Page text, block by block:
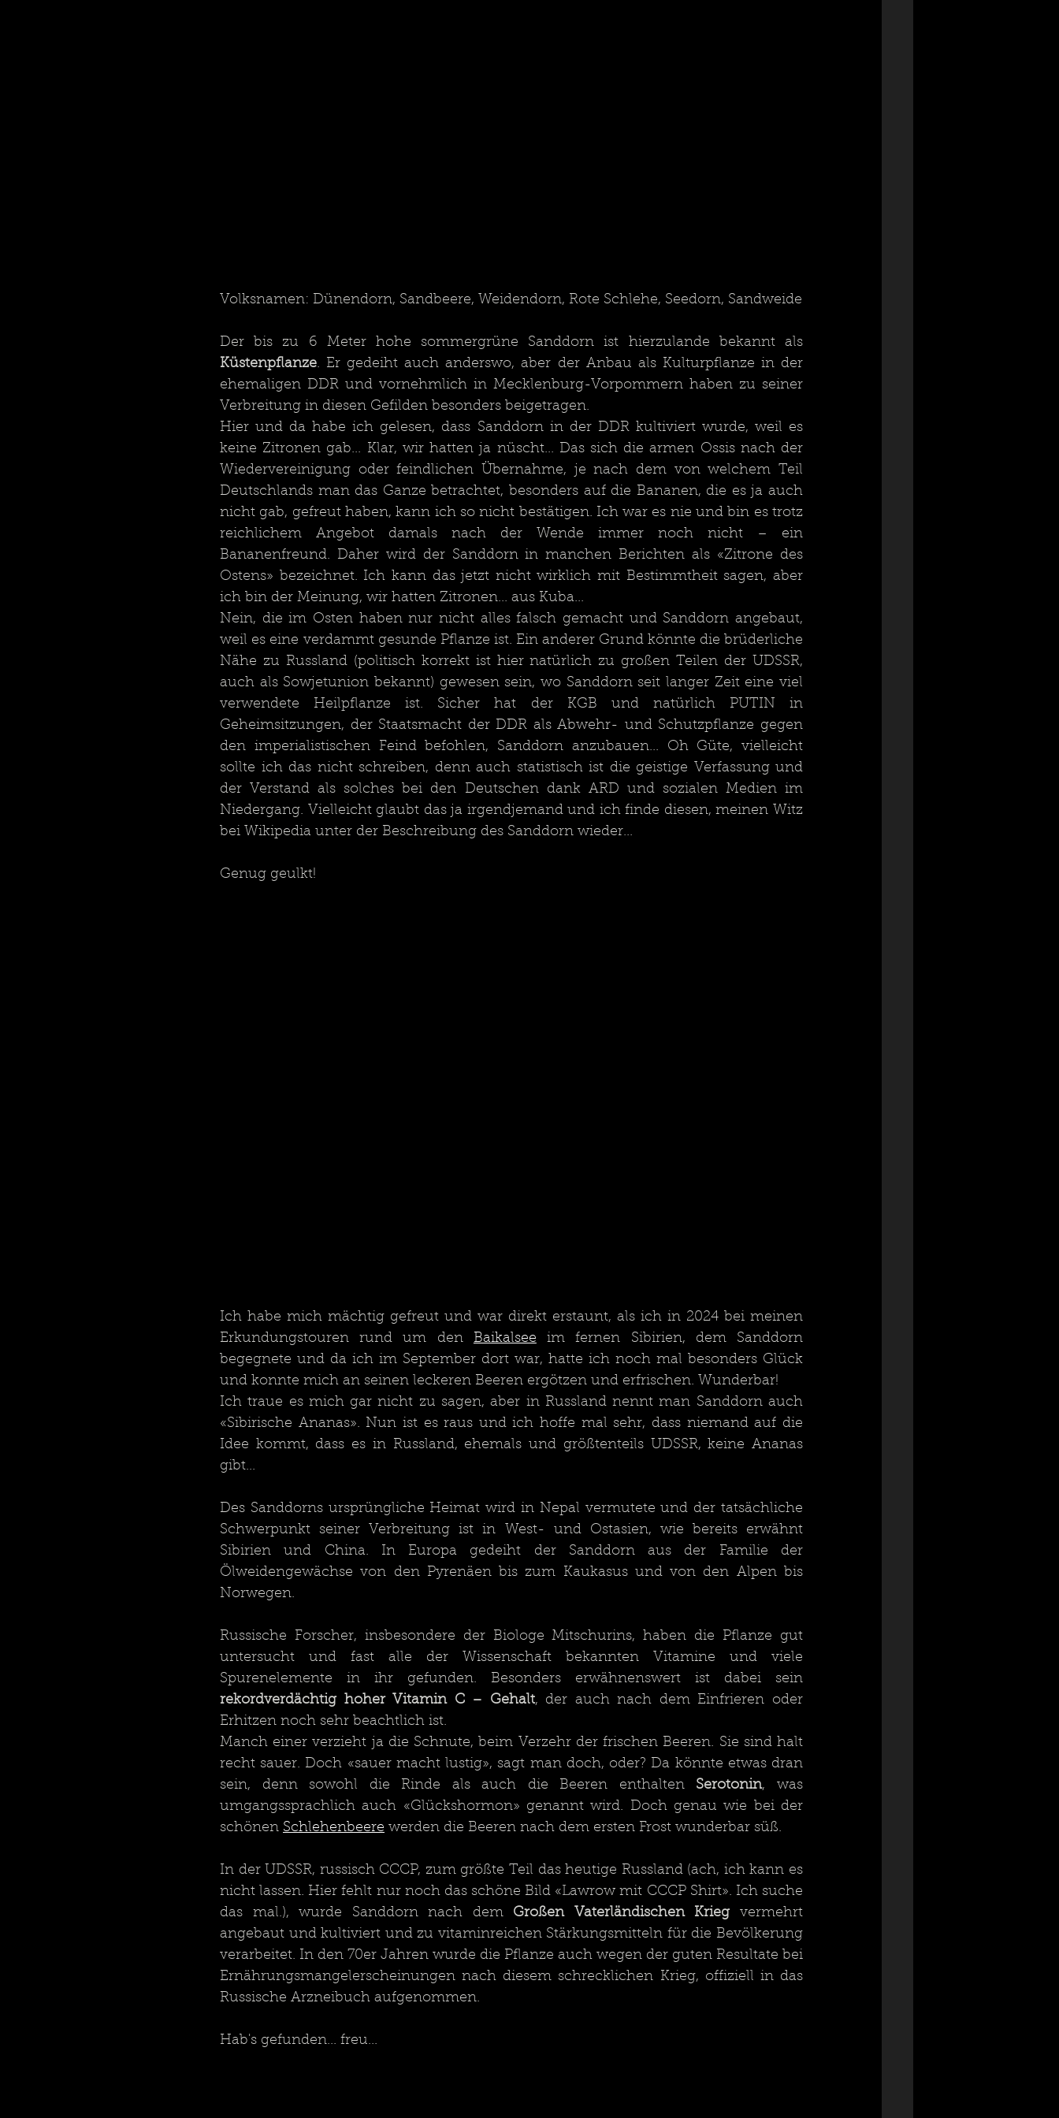
Volksnamen: Dünendorn, Sandbeere, Weidendorn, Rote Schlehe, Seedorn, Sandweide
Küstenpflanze. Er gedeiht auch anderswo, aber der Anbau als Kulturpflanze in der
ehemaligen DDR und vornehmlich in Mecklenburg-Vorpommern haben zu seiner
Verbreitung in diesen Gefilden besonders beigetragen.
Hier und da habe ich gelesen, dass Sanddorn in der DDR kultiviert wurde, weil es
keine Zitronen gab... Klar, wir hatten ja nüscht... Das sich die armen Ossis nach der
Wiedervereinigung oder feindlichen Übernahme, je nach dem von welchem Teil
Deutschlands man das Ganze betrachtet, besonders auf die Bananen, die es ja auch
nicht gab, gefreut haben, kann ich so nicht bestätigen. Ich war es nie und bin es trotz
reichlichem Angebot damals nach der Wende immer noch nicht – ein
Bananenfreund. Daher wird der Sanddorn in manchen Berichten als «Zitrone des
Ostens» bezeichnet. Ich kann das jetzt nicht wirklich mit Bestimmtheit sagen, aber
ich bin der Meinung, wir hatten Zitronen... aus Kuba...
Nein, die im Osten haben nur nicht alles falsch gemacht und Sanddorn angebaut,
weil es eine verdammt gesunde Pflanze ist. Ein anderer Grund könnte die brüderliche
Nähe zu Russland (politisch korrekt ist hier natürlich zu großen Teilen der UDSSR,
auch als Sowjetunion bekannt) gewesen sein, wo Sanddorn seit langer Zeit eine viel
verwendete Heilpflanze ist. Sicher hat der KGB und natürlich PUTIN in
Geheimsitzungen, der Staatsmacht der DDR als Abwehr- und Schutzpflanze gegen
den imperialistischen Feind befohlen, Sanddorn anzubauen... Oh Güte, vielleicht
sollte ich das nicht schreiben, denn auch statistisch ist die geistige Verfassung und
der Verstand als solches bei den Deutschen dank ARD und sozialen Medien im
Niedergang. Vielleicht glaubt das ja irgendjemand und ich finde diesen, meinen Witz
bei Wikipedia unter der Beschreibung des Sanddorn wieder...
Genug geulkt!
Ich habe mich mächtig gefreut und war direkt erstaunt, als ich in 2024 bei meinen
Erkundungstouren rund um den Baikalsee im fernen Sibirien, dem Sanddorn
begegnete und da ich im September dort war, hatte ich noch mal besonders Glück
und konnte mich an seinen leckeren Beeren ergötzen und erfrischen. Wunderbar!
Ich traue es mich gar nicht zu sagen, aber in Russland nennt man Sanddorn auch
«Sibirische Ananas». Nun ist es raus und ich hoffe mal sehr, dass niemand auf die
Idee kommt, dass es in Russland, ehemals und größtenteils UDSSR, keine Ananas
gibt...
Des Sanddorns ursprüngliche Heimat wird in Nepal vermutete und der tatsächliche
Schwerpunkt seiner Verbreitung ist in West- und Ostasien, wie bereits erwähnt
Sibirien und China. In Europa gedeiht der Sanddorn aus der Familie der
Ölweidengewächse von den Pyrenäen bis zum Kaukasus und von den Alpen bis
Norwegen.
Russische Forscher, insbesondere der Biologe Mitschurins, haben die Pflanze gut
untersucht und fast alle der Wissenschaft bekannten Vitamine und viele
rekordverdächtig hoher Vitamin C – Gehalt, der auch nach dem Einfrieren oder
Erhitzen noch sehr beachtlich ist.
Manch einer verzieht ja die Schnute, beim Verzehr der frischen Beeren. Sie sind halt
recht sauer. Doch «sauer macht lustig», sagt man doch, oder? Da könnte etwas dran
sein, denn sowohl die Rinde als auch die Beeren enthalten Serotonin, was
umgangssprachlich auch «Glückshormon» genannt wird. Doch genau wie bei der
schönen Schlehenbeere werden die Beeren nach dem ersten Frost wunderbar süß.
In der UDSSR, russisch CCCP, zum größte Teil das heutige Russland (ach, ich kann es
nicht lassen. Hier fehlt nur noch das schöne Bild «Lawrow mit CCCP Shirt». Ich suche
das mal.), wurde Sanddorn nach dem Großen Vaterländischen Krieg vermehrt
angebaut und kultiviert und zu vitaminreichen Stärkungsmitteln für die Bevölkerung
verarbeitet. In den 70er Jahren wurde die Pflanze auch wegen der guten Resultate bei
Ernährungsmangelerscheinungen nach diesem schrecklichen Krieg, offiziell in das
Russische Arzneibuch aufgenommen.
Hab's gefunden... freu...